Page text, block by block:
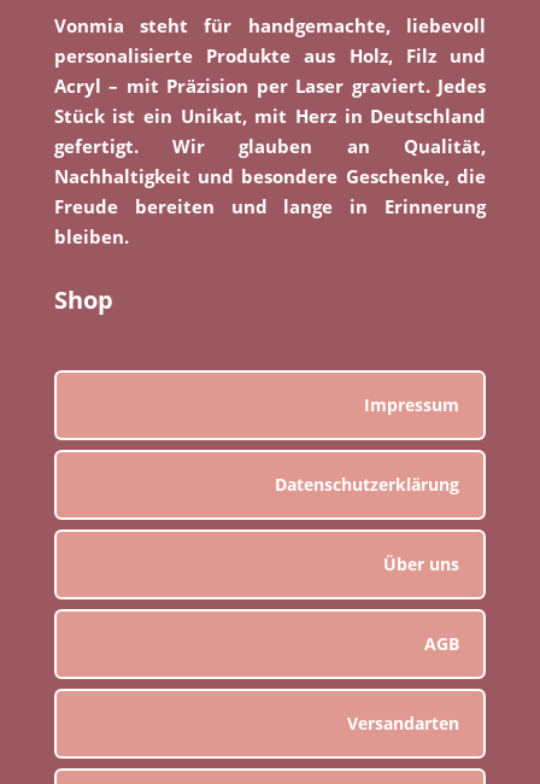
Vonmia steht für handgemachte, liebevoll
personalisierte Produkte aus Holz, Filz und
Acryl – mit Präzision per Laser graviert. Jedes
Stück ist ein Unikat, mit Herz in Deutschland
gefertigt. Wir glauben an Qualität,
Nachhaltigkeit und besondere Geschenke, die
Freude bereiten und lange in Erinnerung
bleiben.
Shop
Impressum
Datenschutzerklärung
Über uns
AGB
Versandarten